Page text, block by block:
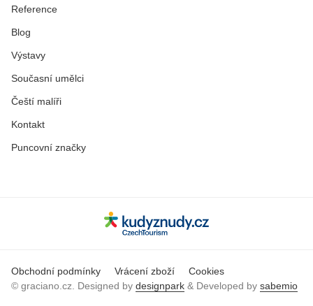
Reference
Blog
Výstavy
Současní umělci
Čeští malíři
Kontakt
Puncovní značky
Obchodní podmínky Vrácení zboží
Cookies
© graciano.cz. Designed by designpark & Developed by sabemio